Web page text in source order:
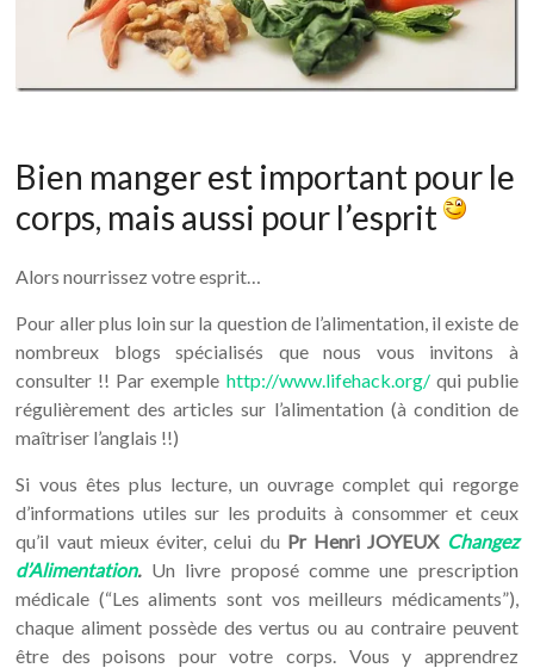
Bien manger est important pour le
corps, mais aussi pour l’esprit
Alors nourrissez votre esprit…
Pour aller plus loin sur la question de l’alimentation, il existe de
nombreux blogs spécialisés que nous vous invitons à
consulter !! Par exemple http://www.lifehack.org/qui publie
régulièrement des articles sur l’alimentation (à condition de
maîtriser l’anglais !!)
Si vous êtes plus lecture, un ouvrage complet qui regorge
d’informations utiles sur les produits à consommer et ceux
qu’il vaut mieux éviter, celui du Pr Henri JOYEUX Changez
d’Alimentation. Un livre proposé comme une prescription
médicale (“Les aliments sont vos meilleurs médicaments”),
chaque aliment possède des vertus ou au contraire peuvent
être des poisons pour votre corps. Vous y apprendrez